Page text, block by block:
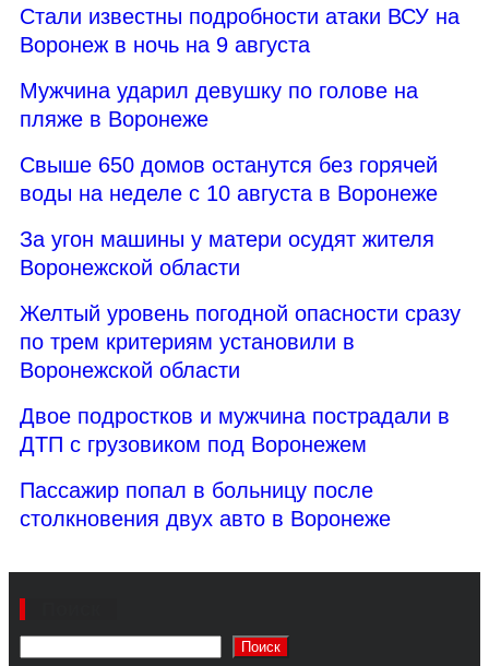
Стали известны подробности атаки ВСУ на
Воронеж в ночь на 9 августа
Мужчина ударил девушку по голове на
пляже в Воронеже
Свыше 650 домов останутся без горячей
воды на неделе с 10 августа в Воронеже
За угон машины у матери осудят жителя
Воронежской области
Желтый уровень погодной опасности сразу
по трем критериям установили в
Воронежской области
Двое подростков и мужчина пострадали в
ДТП с грузовиком под Воронежем
Пассажир попал в больницу после
столкновения двух авто в Воронеже
Поиск